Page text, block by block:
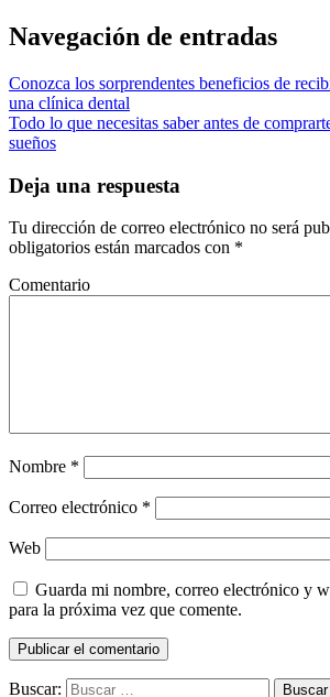
Navegación de entradas
Conozca los sorprendentes beneficios de
una clínica dental
Todo lo que necesitas saber antes de
sueños
Deja una respuesta
Tu dirección de correo electrónico no será
obligatorios están marcados con *
Comentario
Nombre *
Correo electrónico *
Web
Guarda mi nombre, correo electrónico y
para la próxima vez que comente.
Buscar: